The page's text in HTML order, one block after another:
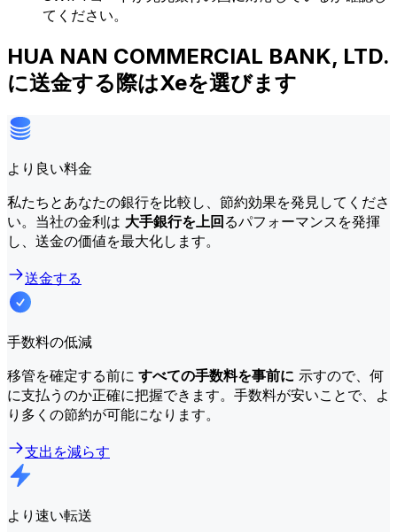
てください。
HUA NAN COMMERCIAL BANK, LTD.
に送金する際はXeを選びます
より良い料金
私たちとあなたの銀行を比較し、節約効果を発見してくださ
い。当社の金利は 大手銀行を上回るパフォーマンスを発揮
し、送金の価値を最大化します。
送金する
手数料の低減
移管を確定する前に すべての手数料を事前に 示すので、何
に支払うのか正確に把握できます。手数料が安いことで、よ
り多くの節約が可能になります。
支出を減らす
より速い転送